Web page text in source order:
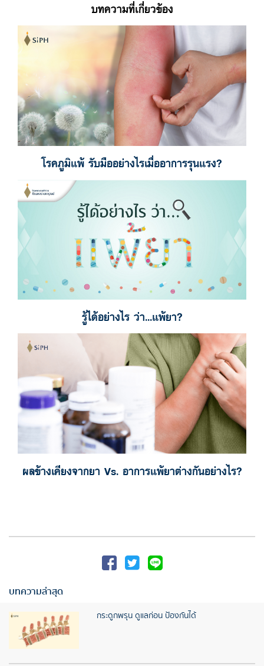
บทความที่เกี่ยวข้อง
โรคภูมิแพ้ รับมืออย่างไรเมื่ออาการรุนแรง?
รู้ได้อย่างไร ว่า...แพ้ยา?
ผลข้างเคียงจากยา Vs. อาการแพ้ยาต่างกันอย่างไร?
บทความล่าสุด
กระดูกพรุน ดูแลก่อน ป้องกันได้